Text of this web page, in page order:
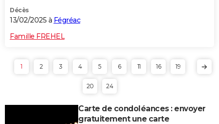
Décès
13/02/2025 à Fégréac
Famille FREHEL
1 2 3 4 5 6 11 16 19
20 24
Carte de condoléances : envoyer
gratuitement une carte